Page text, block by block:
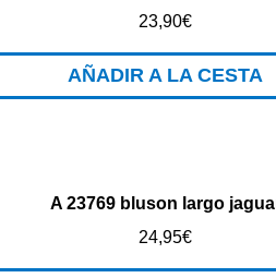
23,90€
AÑADIR A LA CESTA
A 23769 bluson largo
24,95€